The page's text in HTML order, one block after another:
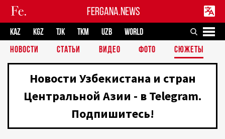
FERGANA.NEWS
KAZ KGZ TJK TKM UZB
WORLD
НОВОСТИ
СТАТЬИ ВИДЕО ФОТО СЮЖЕТЫ
Новости Узбекистана и стран
Центральной Азии - в Telegram.
Подпишитесь!